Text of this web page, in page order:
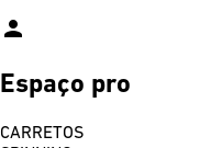
person
Espaço pro
CARRETOS